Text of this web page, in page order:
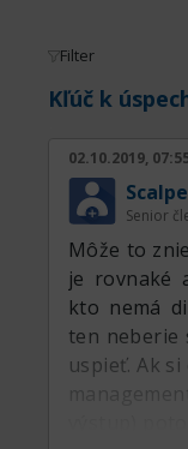
Filter
Kľúč k
02.10.2019,
Senior
Môže to
je rovnaké
kto nemá
ten neberie
uspieť. Ak